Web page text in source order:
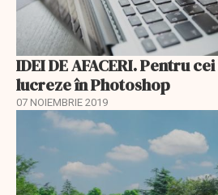
IDEI DE AFACERI. Pentru
lucreze în Photoshop
07 NOIEMBRIE 2019